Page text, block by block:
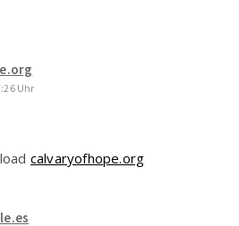
Uhr
calvaryofhope.org